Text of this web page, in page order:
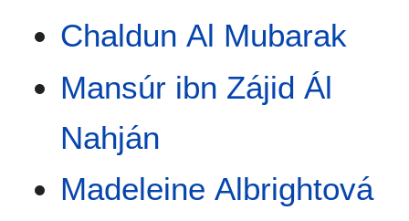
Chaldun Al Mubarak
Mansúr ibn Zájid Ál
Nahján
Madeleine Albrightová